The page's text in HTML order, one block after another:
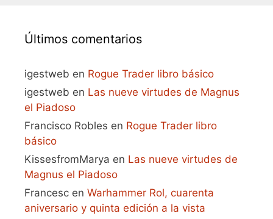
Últimos comentarios
igestweb en Rogue Trader libro básico
igestweb en Las nueve virtudes de Magnus
el Piadoso
Francisco Robles en Rogue Trader libro
básico
KissesfromMarya en Las nueve virtudes de
Magnus el Piadoso
Francesc en Warhammer Rol, cuarenta
aniversario y quinta edición a la vista